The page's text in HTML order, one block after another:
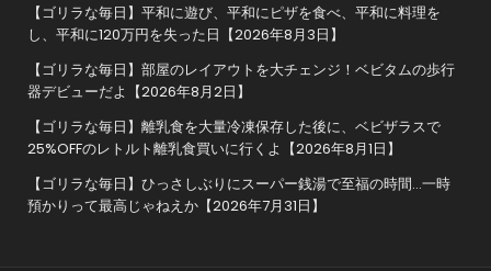
【ゴリラな毎日】平和に遊び、平和にピザを食べ、平和に料理を
し、平和に120万円を失った日【2026年8月3日】
【ゴリラな毎日】部屋のレイアウトを大チェンジ！ベビタムの歩行
器デビューだよ【2026年8月2日】
【ゴリラな毎日】離乳食を大量冷凍保存した後に、ベビザラスで
25%OFFのレトルト離乳食買いに行くよ【2026年8月1日】
【ゴリラな毎日】ひっさしぶりにスーパー銭湯で至福の時間…一時
預かりって最高じゃねえか【2026年7月31日】